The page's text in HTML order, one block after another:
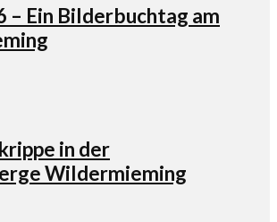
– Ein Bilderbuchtag am
in der
Wildermieming